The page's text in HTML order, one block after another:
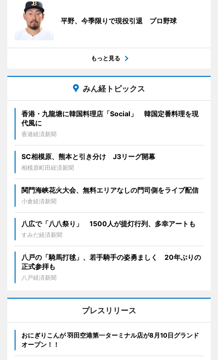
平野、今季限りで現役引退 プロ野球
もっと見る
みん経トピックス
香港・九龍塘に韓国料理店「Social」 韓国定番料理を現
代風に
香港経済新聞
SC相模原、熊本と引き分け J3リーグ開幕
相模原町田経済新聞
関門海峡花火大会、無料エリアなしの門司側をライブ配信
小倉経済新聞
八広で「八八祭り」 1500人が提灯行列、多幸アートも
すみだ経済新聞
八戸の「騎馬打毬」、若手騎手の姿勇ましく 20年ぶりの
正式参拝も
八戸経済新聞
プレスリリース
おにぎりこんが 羽田空港第一ターミナル店が8月10日グランド
オープン！！